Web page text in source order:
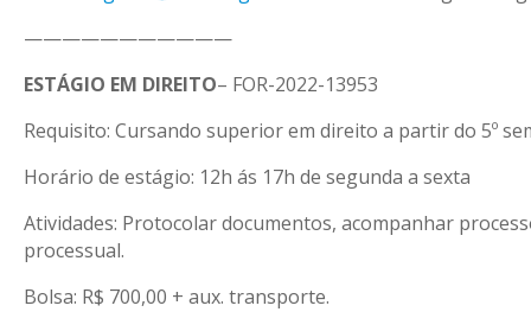
———————————
ESTÁGIO EM DIREITO– FOR-2022-13953
Requisito: Cursando superior em direito a partir do 5º
Horário de estágio: 12h ás 17h de segunda a sexta
Atividades: Protocolar documentos, acompanhar
processual.
Bolsa: R$ 700,00 + aux. transporte.